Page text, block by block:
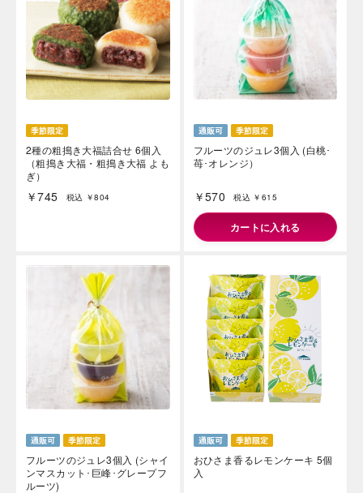
2種の粗搗き大福詰合せ 6個入
（粗搗き大福・粗搗き大福 よも
ぎ）
￥745 税込 ￥804
フルーツのジュレ3個入 (白桃･
苺･オレンジ）
￥570 税込 ￥615
カートに入れる
フルーツのジュレ3個入 (シャイ
ンマスカット･巨峰･グレープフ
ルーツ)
おひさま香るレモンケーキ 5個
入
やつ時」という意味を込
雄大な八ヶ岳山麓の自
る、こだわりのスイー
海外 Overseas shops
Indonesia
Malaysia
Hong Kong
UAE